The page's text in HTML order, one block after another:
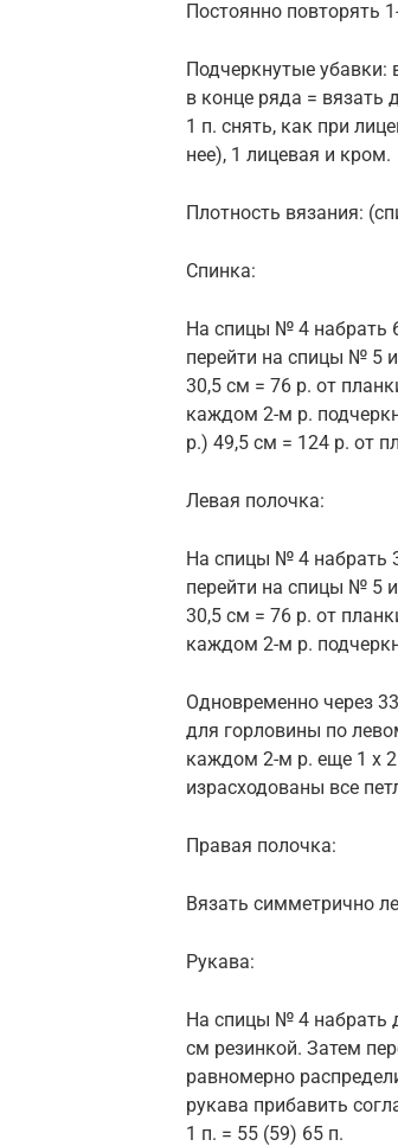
Постоянно повторять
Подчеркнутые убавки:
в конце ряда = вязать
1 п. снять, как при
нее), 1 лицевая и кром.
Плотность вязания:
Спинка:
На спицы № 4 набрать
перейти на спицы № 5
30,5 см = 76 р. от
каждом 2-м р.
р.) 49,5 см = 124 р. от
Левая полочка:
На спицы № 4 набрать
перейти на спицы № 5
30,5 см = 76 р. от
каждом 2-м р.
Одновременно через
для горловины по
каждом 2-м р. еще 1 х 2
израсходованы все
Правая полочка:
Вязать симметрично
Рукава:
На спицы № 4 набрать
см резинкой. Затем
равномерно
рукава прибавить
1 п. = 55 (59) 65 п.